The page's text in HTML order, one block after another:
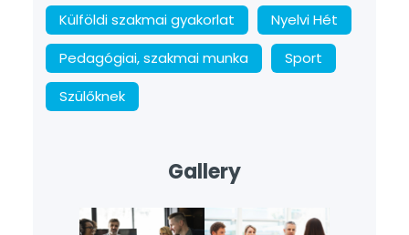
Külföldi szakmai gyakorlat
Nyelvi Hét
Pedagógiai, szakmai munka
Sport
Szülőknek
Gallery